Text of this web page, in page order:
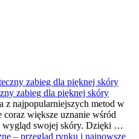
zabieg dla pięknej skóry
z najpopularniejszych metod w
większe uznanie wśród
wygląd swojej skóry. Dzięki …